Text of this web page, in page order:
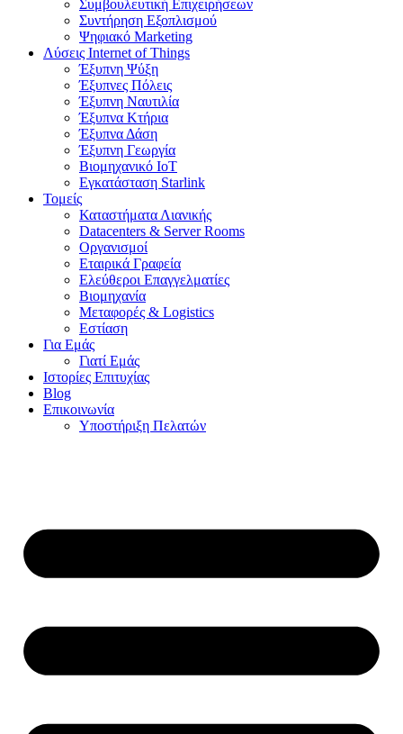
Συμβουλευτική Επιχειρήσεων
Συντήρηση Εξοπλισμού
Ψηφιακό Marketing
Λύσεις Internet of Things
Έξυπνη Ψύξη
Έξυπνες Πόλεις
Έξυπνη Ναυτιλία
Έξυπνα Κτήρια
Έξυπνα Δάση
Έξυπνη Γεωργία
Βιομηχανικό IoT
Εγκατάσταση Starlink
Τομείς
Καταστήματα Λιανικής
Datacenters & Server Rooms
Οργανισμοί
Εταιρικά Γραφεία
Ελεύθεροι Επαγγελματίες
Βιομηχανία
Μεταφορές & Logistics
Εστίαση
Για Εμάς
Γιατί Εμάς
Ιστορίες Επιτυχίας
Blog
Επικοινωνία
Υποστήριξη Πελατών